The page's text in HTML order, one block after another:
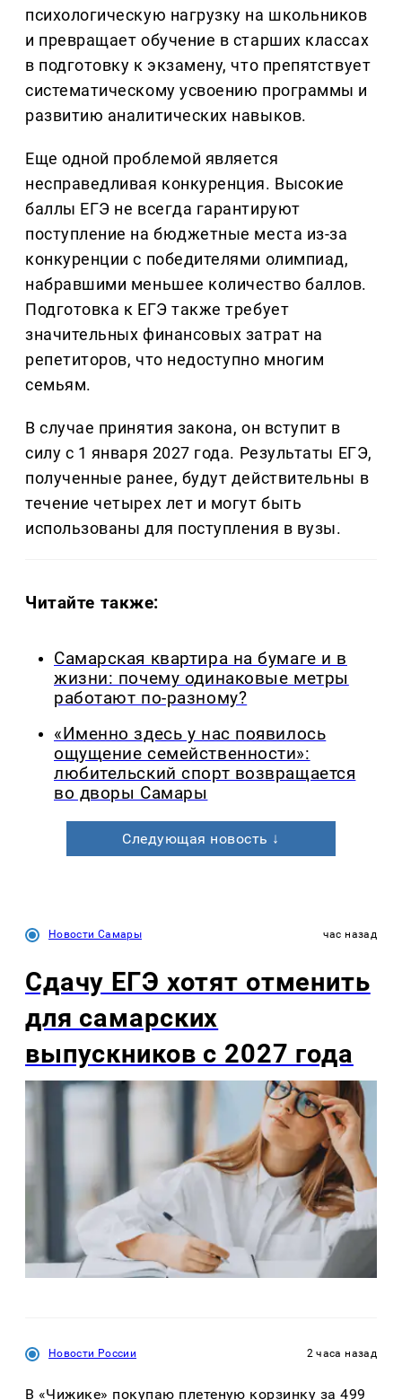
психологическую нагрузку на школьников
и превращает обучение в старших классах
в подготовку к экзамену, что препятствует
систематическому усвоению программы и
развитию аналитических навыков.
Еще одной проблемой является
несправедливая конкуренция. Высокие
баллы ЕГЭ не всегда гарантируют
поступление на бюджетные места из-за
конкуренции с победителями олимпиад,
набравшими меньшее количество баллов.
Подготовка к ЕГЭ также требует
значительных финансовых затрат на
репетиторов, что недоступно многим
семьям.
В случае принятия закона, он вступит в
силу с 1 января 2027 года. Результаты ЕГЭ,
полученные ранее, будут действительны в
течение четырех лет и могут быть
использованы для поступления в вузы.
Читайте также:
Самарская квартира на бумаге и в
жизни: почему одинаковые метры
работают по-разному?
«Именно здесь у нас появилось
ощущение семейственности»:
любительский спорт возвращается
во дворы Самары
Следующая новость ↓
Новости Самары час назад
Сдачу ЕГЭ хотят отменить
для самарских
выпускников с 2027 года
Новости России 2 часа назад
В «Чижике» покупаю плетеную корзинку за 499